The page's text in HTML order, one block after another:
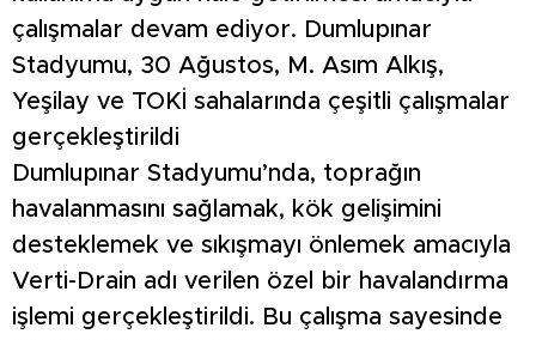
çalışmalar devam ediyor. Dumlupınar
Stadyumu, 30 Ağustos, M. Asım Alkış,
Yeşilay ve TOKİ sahalarında çeşitli çalışmalar
gerçekleştirildi
Dumlupınar Stadyumu’nda, toprağın
havalanmasını sağlamak, kök gelişimini
desteklemek ve sıkışmayı önlemek amacıyla
Verti-Drain adı verilen özel bir havalandırma
işlemi gerçekleştirildi. Bu çalışma sayesinde